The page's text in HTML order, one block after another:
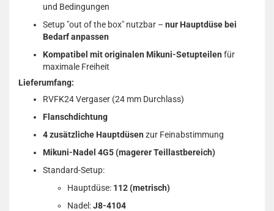
und Bedingungen
Setup "out of the box" nutzbar – nur Hauptdüse bei
Bedarf anpassen
Kompatibel mit originalen Mikuni-Setupteilen für
maximale Freiheit
Lieferumfang:
RVFK24 Vergaser (24 mm Durchlass)
Flanschdichtung
4 zusätzliche Hauptdüsen zur Feinabstimmung
Mikuni-Nadel 4G5 (magerer Teillastbereich)
Standard-Setup:
Hauptdüse: 112 (metrisch)
Nadel:J8-4104